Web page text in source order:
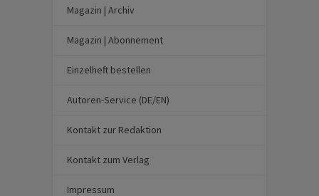
Magazin | Archiv
Magazin | Abonnement
Einzelheft bestellen
Autoren-Service (DE/EN)
Kontakt zur Redaktion
Kontakt zum Verlag
Impressum